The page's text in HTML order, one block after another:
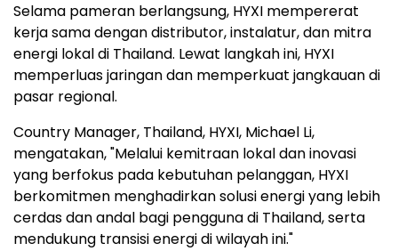
Selama pameran berlangsung, HYXI mempererat
kerja sama dengan distributor, instalatur, dan mitra
energi lokal di Thailand. Lewat langkah ini, HYXI
memperluas jaringan dan memperkuat jangkauan di
pasar regional.
Country Manager, Thailand, HYXI, Michael Li,
mengatakan, "Melalui kemitraan lokal dan inovasi
yang berfokus pada kebutuhan pelanggan, HYXI
berkomitmen menghadirkan solusi energi yang lebih
cerdas dan andal bagi pengguna di Thailand, serta
mendukung transisi energi di wilayah ini."